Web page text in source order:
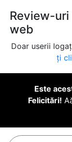
Review-
web
Doar userii
ți
Este
Felicitări!